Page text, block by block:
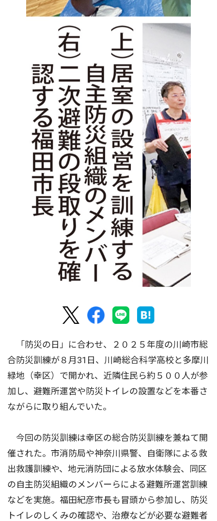
「防災の日」に合わせ、２０２５年度の川崎市総
合防災訓練が８月31日、川崎総合科学高校と多摩川
緑地（幸区）で開かれ、近隣住民ら約５００人が参
加し、避難所運営や防災トイレの設置などを本番さ
ながらに取り組んでいた。
今回の防災訓練は幸区の総合防災訓練を兼ねて開
催された。市消防局や神奈川県警、自衛隊による救
出救護訓練や、地元消防団による放水体験会、同区
の自主防災組織のメンバーらによる避難所運営訓練
などを実施。福田紀彦市長も冒頭から参加し、防災
トイレのしくみの確認や、治療などが必要な避難者